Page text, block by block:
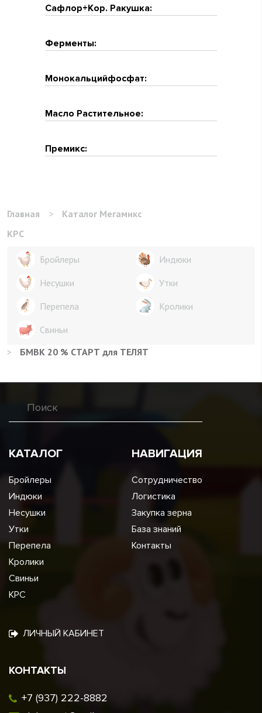
Сафлор+Кор. Ракушка:
Ферменты:
Монокальцийфосфат:
Масло Растительное:
Премикс:
Главная >
Каталог Мегамикс
КРС
Бройлеры
Индюки
Несушки
Утки
Перепела
Кролики
Свиньи
>
БМВК 20 % СТАРТ для ТЕЛЯТ
КАТАЛОГ
Бройлеры
Индюки
Несушки
Утки
Перепела
Кролики
Свиньи
КРС
НАВИГАЦИЯ
Сотрудничество
Логистика
Закупка зерна
База знаний
Контакты
ЛИЧНЫЙ КАБИНЕТ
КОНТАКТЫ
+7 (937) 222-8882